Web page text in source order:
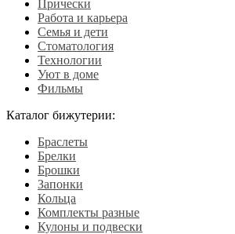
Прически
Работа и карьера
Семья и дети
Стоматология
Технологии
Уют в доме
Фильмы
Каталог бижутерии:
Браслеты
Брелки
Брошки
Запонки
Кольца
Комплекты разные
Кулоны и подвески